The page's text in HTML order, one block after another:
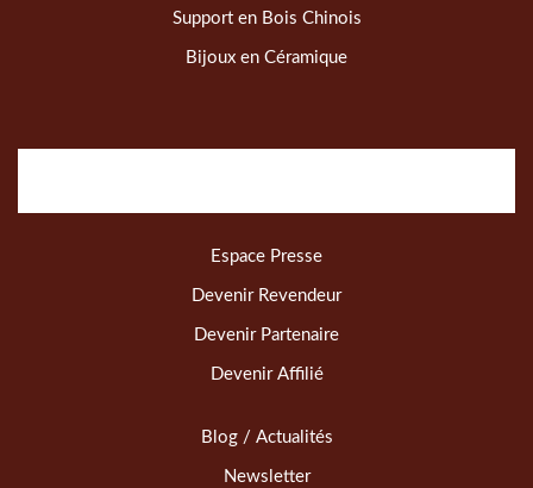
Support en Bois Chinois
Bijoux en Céramique
Espace Presse
Devenir Revendeur
Devenir Partenaire
Devenir Affilié
Blog / Actualités
Newsletter